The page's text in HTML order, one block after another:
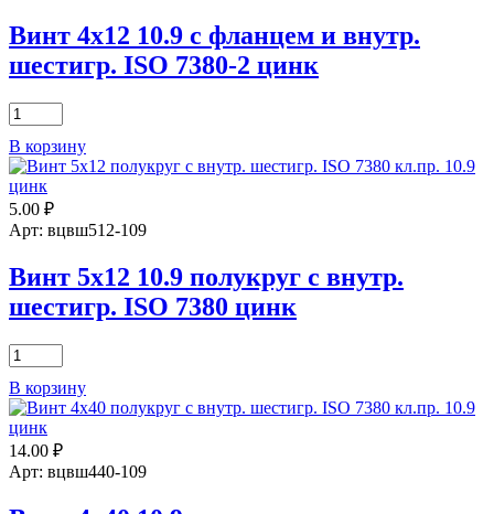
шестигр.
ISO
7380
Винт 4х12 10.9 с фланцем и внутр.
шестигр. ISO 7380-2 цинк
Количество
товара
Винт
4х12
10.9
с
фланцем
внутр.
шестигр.
ISO
2
цинк
В корзину
5.00 ₽
Арт: вцвш512-109
Винт 5х12 10.9 полукруг с внутр.
шестигр. ISO 7380 цинк
Количество
товара
Винт
5х12
10.9
полукруг
с
В корзину
14.00 ₽
Арт: вцвш440-109